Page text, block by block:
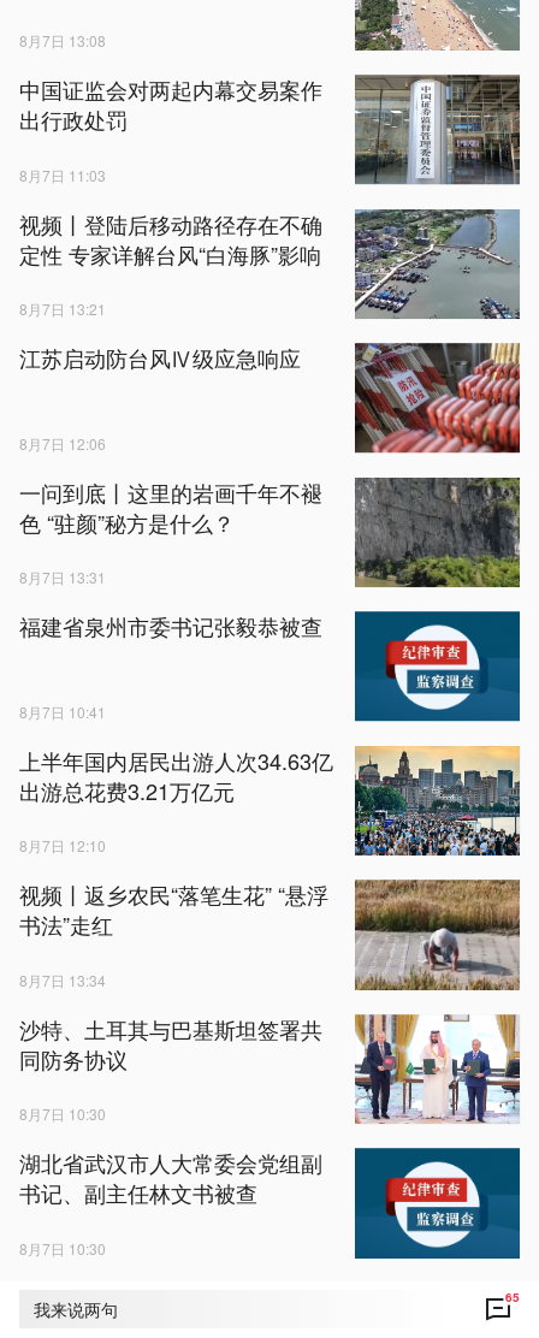
我来说两句 65
8月7日 13:08
中国证监会对两起内幕交易案作
出行政处罚
8月7日 11:03
视频丨登陆后移动路径存在不确
定性 专家详解台风“白海豚”影响
8月7日 13:21
江苏启动防台风Ⅳ级应急响应
8月7日 12:06
一问到底丨这里的岩画千年不褪
色 “驻颜”秘方是什么？
8月7日 13:31
福建省泉州市委书记张毅恭被查
8月7日 10:41
上半年国内居民出游人次34.63亿
出游总花费3.21万亿元
8月7日 12:10
视频丨返乡农民“落笔生花” “悬浮
书法”走红
8月7日 13:34
沙特、土耳其与巴基斯坦签署共
同防务协议
8月7日 10:30
湖北省武汉市人大常委会党组副
书记、副主任林文书被查
8月7日 10:30